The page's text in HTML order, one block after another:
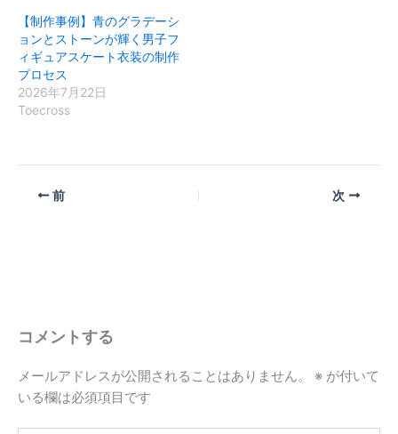
【制作事例】青のグラデーシ
ョンとストーンが輝く男子フ
ィギュアスケート衣装の制作
プロセス
2026年7月22日
Toecross
前 次
コメントする
メールアドレスが公開されることはありません。 ※ が付いて
いる欄は必須項目です